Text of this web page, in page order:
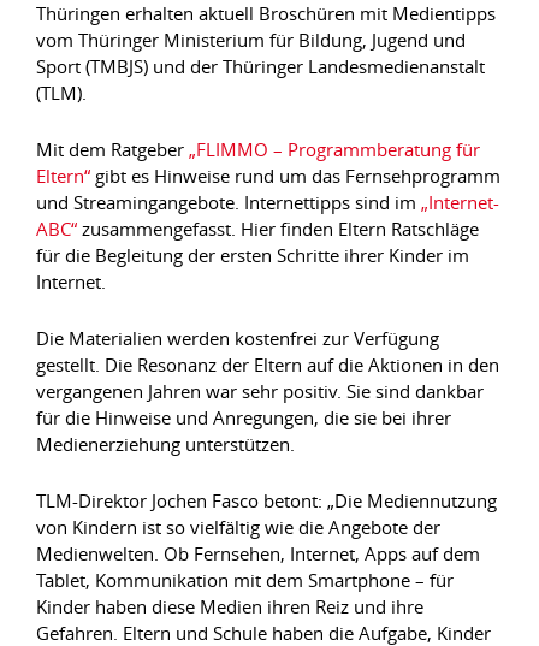
Thüringen erhalten aktuell Broschüren mit Medientipps
vom Thüringer Ministerium für Bildung, Jugend und
Sport (TMBJS) und der Thüringer Landesmedienanstalt
(TLM).
Mit dem Ratgeber „FLIMMO – Programmberatung für
Eltern“ gibt es Hinweise rund um das Fernsehprogramm
und Streamingangebote. Internettipps sind im „Internet-
ABC“ zusammengefasst. Hier finden Eltern Ratschläge
für die Begleitung der ersten Schritte ihrer Kinder im
Internet.
Die Materialien werden kostenfrei zur Verfügung
gestellt. Die Resonanz der Eltern auf die Aktionen in den
vergangenen Jahren war sehr positiv. Sie sind dankbar
für die Hinweise und Anregungen, die sie bei ihrer
Medienerziehung unterstützen.
TLM-Direktor Jochen Fasco betont: „Die Mediennutzung
von Kindern ist so vielfältig wie die Angebote der
Medienwelten. Ob Fernsehen, Internet, Apps auf dem
Tablet, Kommunikation mit dem Smartphone – für
Kinder haben diese Medien ihren Reiz und ihre
Gefahren. Eltern und Schule haben die Aufgabe, Kinder